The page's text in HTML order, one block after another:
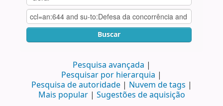
Buscar
Pesquisa avançada
Pesquisar por hierarquia
Pesquisa de autoridade
Nuvem de tags
Mais popular
Sugestões de aquisição